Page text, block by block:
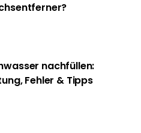
nachfüllen:
Fehler & Tipps